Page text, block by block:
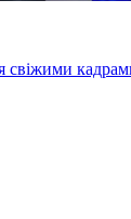
свіжими